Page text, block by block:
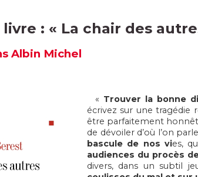
: « La chair des
Albin Michel
« Trouver la bonne
écrivez sur une tragédie
être parfaitement
de dévoiler d’où l’on
bascule de nos vies,
audiences du procès
divers, dans un subtil